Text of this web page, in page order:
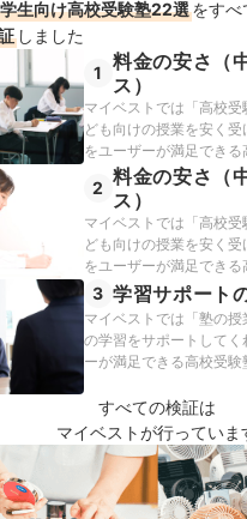
生向け高校受験塾22選をすべ
しました
1 料金の安さ（
ス）
マイベストでは「高校
ども向けの授業を安く
をユーザーが満足できる
の基準を年間でかかる
授業料・維持費・入会金
受験塾と比べて安い塾
検証を行いました。
報をもとに検証を行なっ
2 料金の安さ（
ス）
マイベストでは「高校
ども向けの授業を安く
をユーザーが満足できる
の基準を年間でかかるト
授業料・維持費・入会金
受験塾と比べて安い塾
検証を行いました。
報をもとに検証を行な
3 学習サポート
マイベストでは「塾の
の学習をサポートして
ーが満足できる高校受験
情報をもとに検証を行な
すべての検証は
マイベストが行っていま